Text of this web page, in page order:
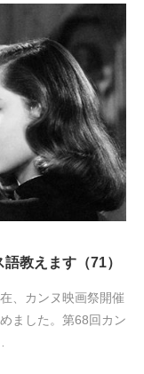
教えます（71）
、カンヌ映画祭開催
ました。第68回カン